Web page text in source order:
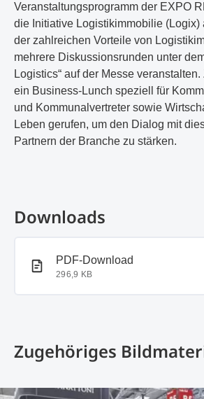
Veranstaltungsprogramm der EXPO
die Initiative Logistikimmobilie (Logix)
der zahlreichen Vorteile von
mehrere Diskussionsrunden unter
Logistics“ auf der Messe
ein Business-Lunch speziell für
und Kommunalvertreter sowie
Leben gerufen, um den Dialog mit
Partnern der Branche zu stärken.
Downloads
PDF-Dokument
PDF-Download
296,9 KB
Zugehöriges